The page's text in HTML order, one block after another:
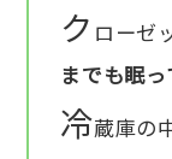
ク ローゼ
までも眠
冷蔵庫の